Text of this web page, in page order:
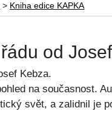
> Kniha edice KAPKA
od
Kebza.
na současnost.
svět, a zalidnil je